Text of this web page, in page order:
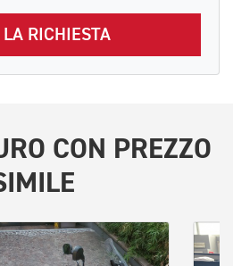
LA RICHIESTA
CON PREZZO